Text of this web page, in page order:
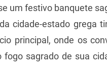
um festivo banquete
cidade-estado grega
principal, onde os
fogo sagrado de sua